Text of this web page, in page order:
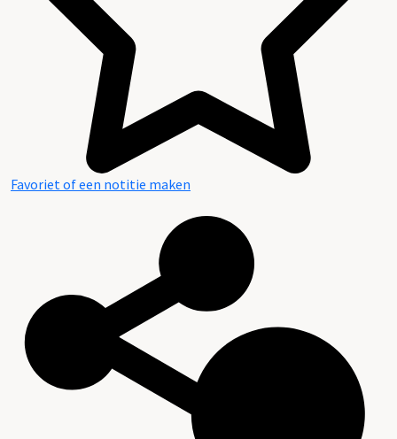
Favoriet of een notitie maken